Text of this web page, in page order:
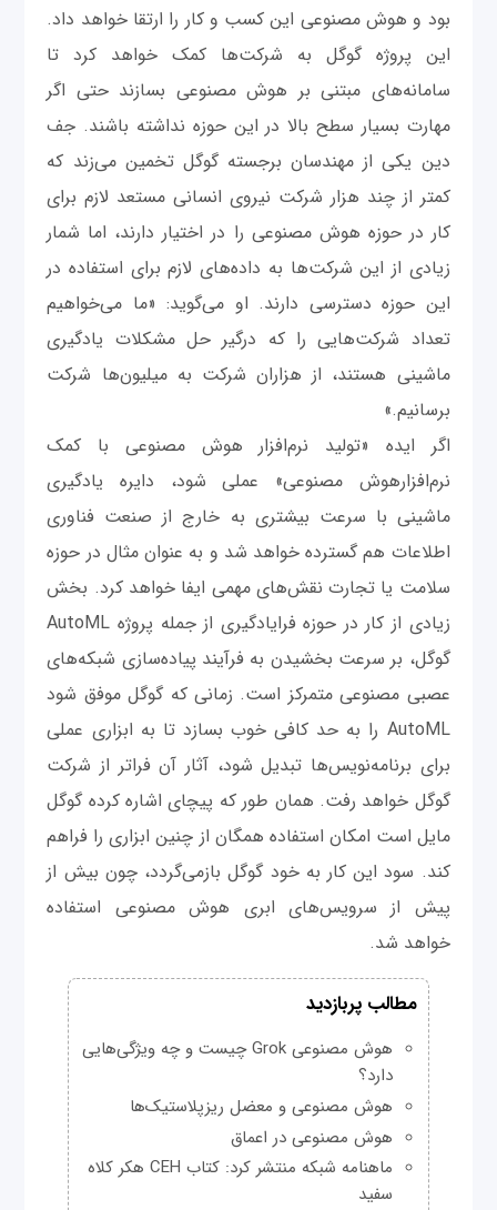
بود و هوش‌ مصنوعی این کسب و کار را ارتقا خواهد داد.
این پروژه گوگل به شرکت‌ها کمک خواهد کرد تا
سامانه‌های مبتنی بر هوش‌ مصنوعی بسازند حتی اگر
مهارت بسیار سطح بالا در این حوزه نداشته باشند. جف
دین یکی از مهندسان برجسته گوگل تخمین می‌زند که
کمتر از چند هزار شرکت نیروی انسانی مستعد لازم برای
کار در حوزه هوش‌ مصنوعی را در اختیار دارند، اما شمار
زیادی از این شرکت‌ها به داده‌‌های لازم برای استفاده در
این حوزه دسترسی دارند. او می‌گوید: «ما می‌خواهیم
تعداد شرکت‌هایی را که درگیر حل مشکلات یادگیری
ماشینی هستند، از هزاران شرکت به میلیون‌ها شرکت
برسانیم.»
اگر ایده «تولید نرم‌افزار هوش‌ مصنوعی با کمک
نرم‌افزارهوش مصنوعی» عملی شود، دایره یادگیری
ماشینی با سرعت بیشتری به خارج از صنعت فناوری
اطلاعات هم گسترده خواهد شد و به عنوان مثال در حوزه
سلامت یا تجارت نقش‌های مهمی ایفا خواهد کرد. بخش
زیادی از کار در حوزه فرایادگیری از جمله پروژه AutoML
گوگل، بر سرعت بخشیدن به فرآیند پیاده‌سازی شبکه‌های
عصبی مصنوعی متمرکز است. زمانی که گوگل موفق شود
AutoML را به حد کافی خوب بسازد تا به ابزاری عملی
برای برنامه‌نویس‌ها تبدیل شود، آثار آن فراتر از شرکت
گوگل خواهد رفت. همان طور که پیچای اشاره کرده گوگل
مایل است امکان استفاده همگان از چنین ابزاری را فراهم
کند. سود این کار به خود گوگل بازمی‌گردد، چون بیش از
پیش از سرویس‌های ابری هوش ‌مصنوعی استفاده
خواهد شد.
مطالب پربازدید
هوش مصنوعی Grok چیست و چه ویژگی‌هایی
دارد؟
هوش مصنوعی و معضل ریزپلاستیک‌ها
هوش مصنوعی در اعماق
ماهنامه شبکه منتشر کرد: کتاب CEH هکر کلاه
سفید